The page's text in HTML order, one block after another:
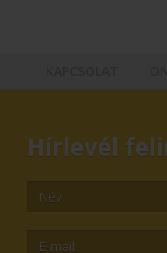
Hírlevél